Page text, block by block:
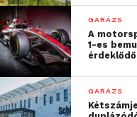
GARÁZS
A
1-es
GARÁZS